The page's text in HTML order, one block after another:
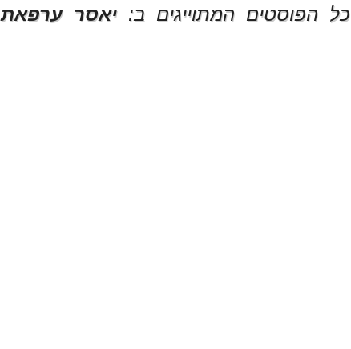
כל הפוסטים המתוייגים ב:יאסר ערפאת